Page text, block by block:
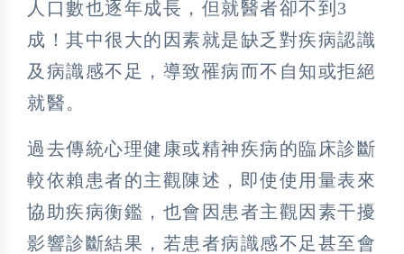
人口數也逐年成長，但就醫者卻不到3
成！其中很大的因素就是缺乏對疾病認識
及病識感不足，導致罹病而不自知或拒絕
就醫。
過去傳統心理健康或精神疾病的臨床診斷
較依賴患者的主觀陳述，即使使用量表來
協助疾病衡鑑，也會因患者主觀因素干擾
影響診斷結果，若患者病識感不足甚至會